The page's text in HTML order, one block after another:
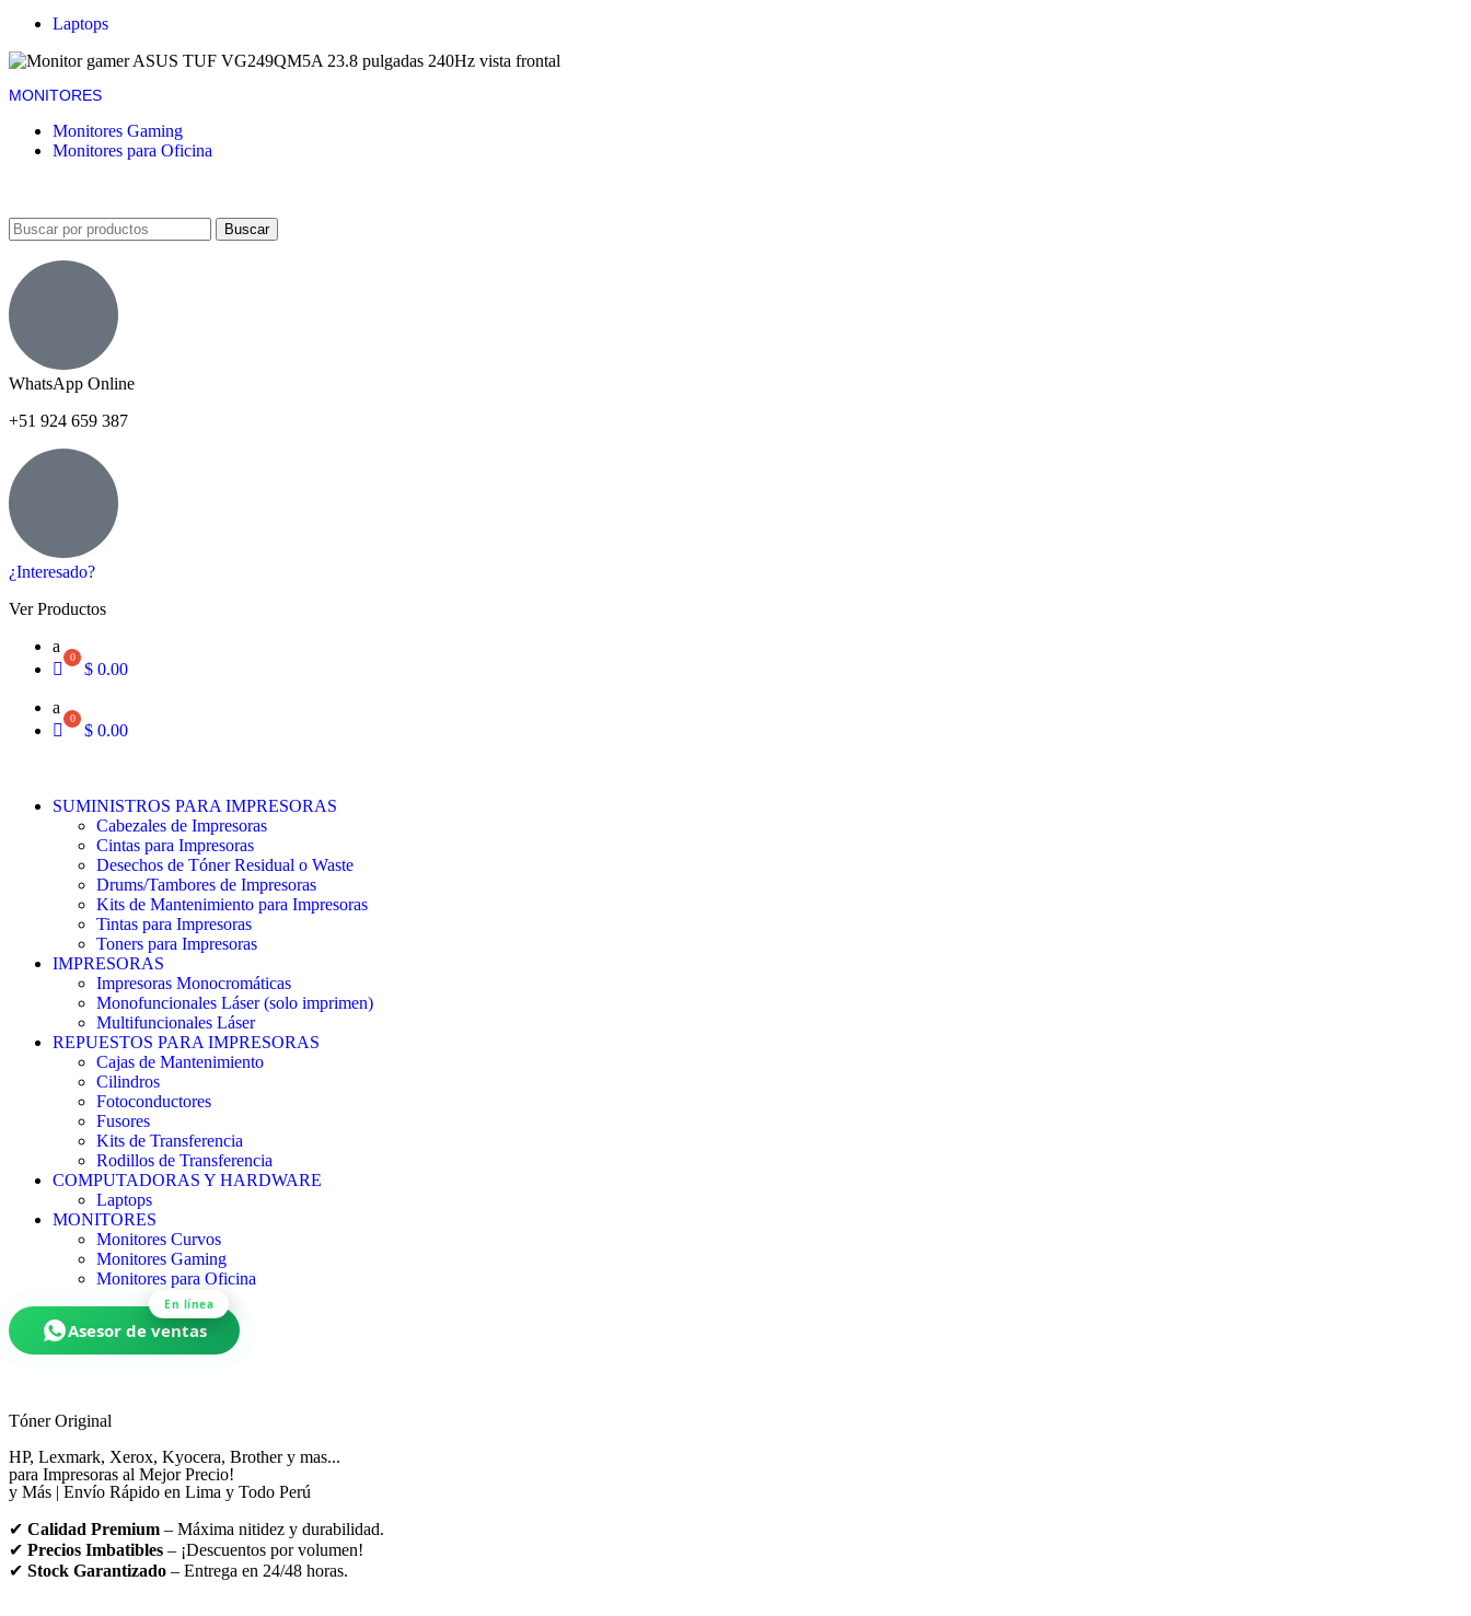
Laptops
MONITORES
Monitores Gaming
Monitores para Oficina
Buscar
WhatsApp Online
+51 924 659 387
¿Interesado?
Ver Productos
a
$ 0.00
a
$ 0.00
SUMINISTROS PARA IMPRESORAS
Cabezales de Impresoras
Cintas para Impresoras
Desechos de Tóner Residual o Waste
Drums/Tambores de Impresoras
Kits de Mantenimiento para Impresoras
Tintas para Impresoras
Toners para Impresoras
IMPRESORAS
Impresoras Monocromáticas
Monofuncionales Láser (solo imprimen)
Multifuncionales Láser
REPUESTOS PARA IMPRESORAS
Cajas de Mantenimiento
Cilindros
Fotoconductores
Fusores
Kits de Transferencia
Rodillos de Transferencia
COMPUTADORAS Y HARDWARE
Laptops
MONITORES
Monitores Curvos
Monitores Gaming
Monitores para Oficina
En línea
Asesor de ventas
TónerOriginal
HP, Lexmark, Xerox, Kyocera, Brother y mas...
para Impresoras al Mejor Precio!
y Más | Envío Rápido en Lima y Todo Perú
✔ Calidad Premium – Máxima nitidez y durabilidad.
✔ Precios Imbatibles – ¡Descuentos por volumen!
✔ Stock Garantizado – Entrega en 24/48 horas.